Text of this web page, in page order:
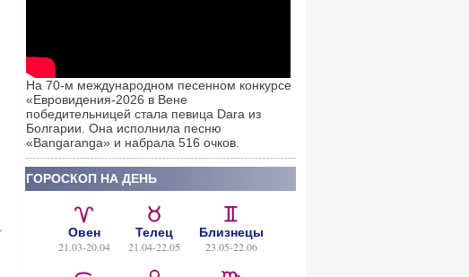
На 70-м международном песенном конкурсе
«Евровидения-2026 в Вене
победительницей стала певица Dara из
Болгарии. Она исполнила песню
«Bangaranga» и набрала 516 очков.
ГОРОСКОП НА ДЕНЬ
Овен
21.03-20.04
Телец
21.04-22.05
Близнецы
23.05-22.06